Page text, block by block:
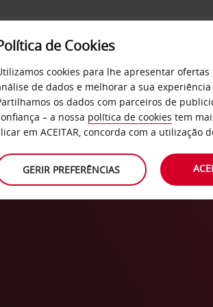
SERVIÇOS EMPRESAS
centro
de Cookies
cookies para lhe apresentar ofertas
de dados e melhorar a sua
os dados com parceiros de
– a nossa política de cookies tem
em ACEITAR, concorda com a utilização
GERIR PREFERÊNCIAS